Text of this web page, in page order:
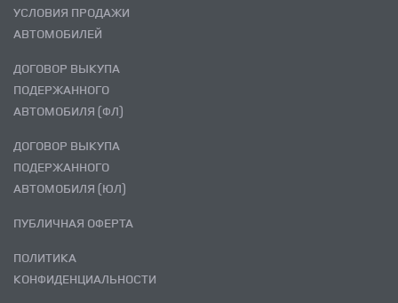
УСЛОВИЯ ПРОДАЖИ
АВТОМОБИЛЕЙ
ДОГОВОР ВЫКУПА
ПОДЕРЖАННОГО
АВТОМОБИЛЯ (ФЛ)
ДОГОВОР ВЫКУПА
ПОДЕРЖАННОГО
АВТОМОБИЛЯ (ЮЛ)
ПУБЛИЧНАЯ ОФЕРТА
ПОЛИТИКА
КОНФИДЕНЦИАЛЬНОСТИ